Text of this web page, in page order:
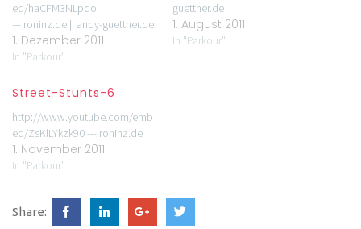
ed/haCFM3NLpdo
— roninz.de | andy-guettner.de
1. Dezember 2011
In "Parkour"
guettner.de
1. August 2011
In "Parkour"
Street-Stunts-6
http://www.youtube.com/emb
ed/ZsKlLYkzk90 --- roninz.de
1. November 2011
In "Parkour"
Share: